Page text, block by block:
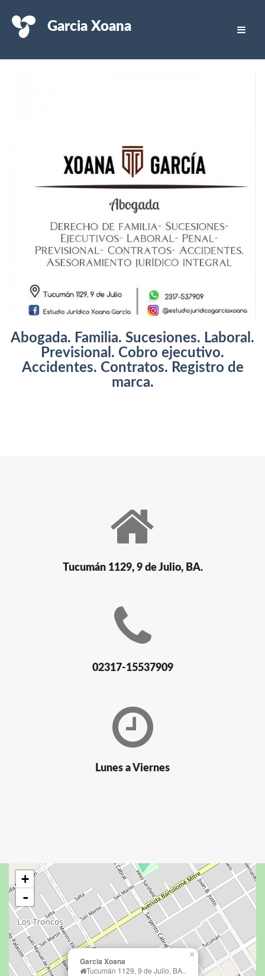
Garcia Xoana
Abogada. Familia. Sucesiones. Laboral.
Previsional. Cobro ejecutivo.
Accidentes. Contratos. Registro de
marca.
Tucumán 1129, 9 de Julio, BA.
02317-15537909
Lunes a Viernes
×
Garcia Xoana
Tucumán 1129, 9 de Julio, BA..
+
-